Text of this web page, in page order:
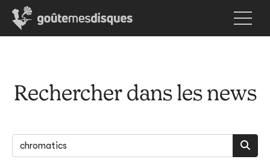
Rechercher dans les news